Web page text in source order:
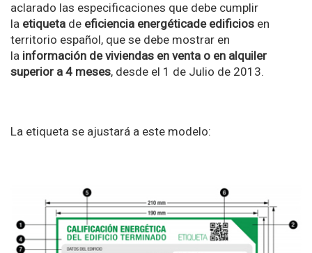
aclarado las especificaciones que debe cumplir
la etiqueta de eficiencia energéticade edificios en
territorio español, que se debe mostrar en
la información de viviendas en venta o en alquiler
superior a 4 meses, desde el 1 de Julio de 2013.
La etiqueta se ajustará a este modelo: